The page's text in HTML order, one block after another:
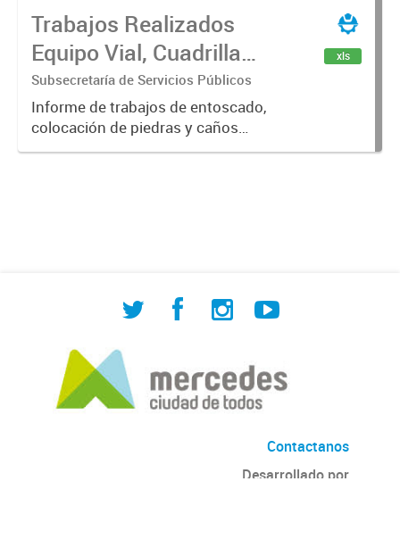
construcción, colocación de tapa
registro, reparación...
Trabajos Realizados
Equipo Vial, Cuadrilla
Bacheo, Servicio
Eléctrico - Noviembre
2021
Subsecretaría de Servicios Públicos
Informe de trabajos de entoscado,
colocación de piedras y caños
(zanjeo - cruce de calles) Informe
xls
Contactanos
Desarrollado por